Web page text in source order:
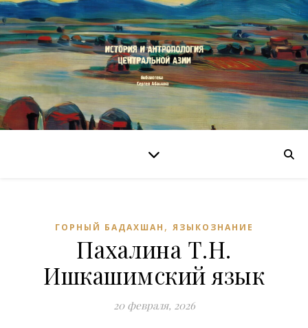
ГОРНЫЙ БАДАХШАН , ЯЗЫКОЗНАНИЕ
Пахалина Т.Н.
Ишкашимский язык
20 февраля, 2026